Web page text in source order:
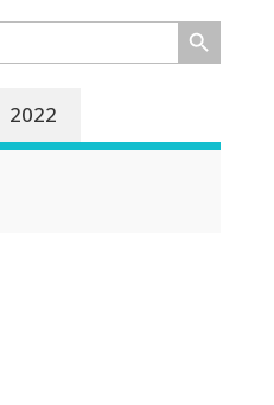
Search Button
2022